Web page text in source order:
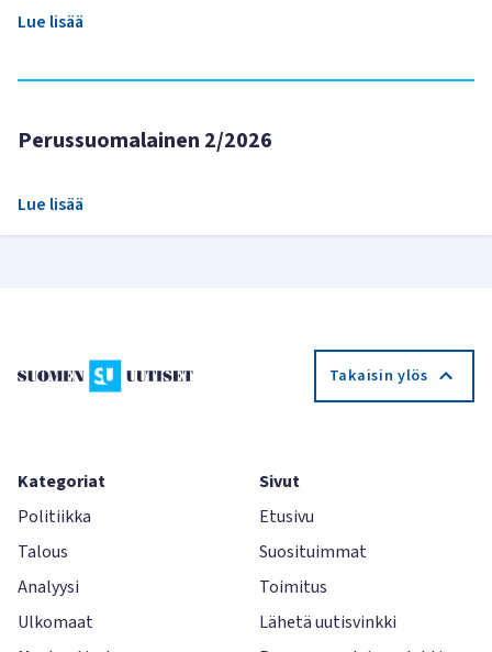
Lue lisää
Perussuomalainen 2/2026
Lue lisää
Takaisin ylös
Kategoriat
Politiikka
Talous
Analyysi
Ulkomaat
Sivut
Etusivu
Suosituimmat
Toimitus
Lähetä uutisvinkki